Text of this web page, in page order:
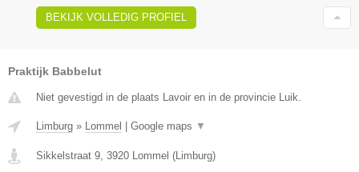
BEKIJK VOLLEDIG PROFIEL
Praktijk Babbelut
Niet gevestigd in de plaats Lavoir en in de provincie Luik.
Limburg » Lommel Google maps ▼
Sikkelstraat 9, 3920 Lommel (Limburg)